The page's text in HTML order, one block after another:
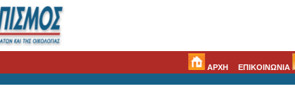
ΑΡΧΗ ΕΠΙΚΟΙΝΩΝΙΑ